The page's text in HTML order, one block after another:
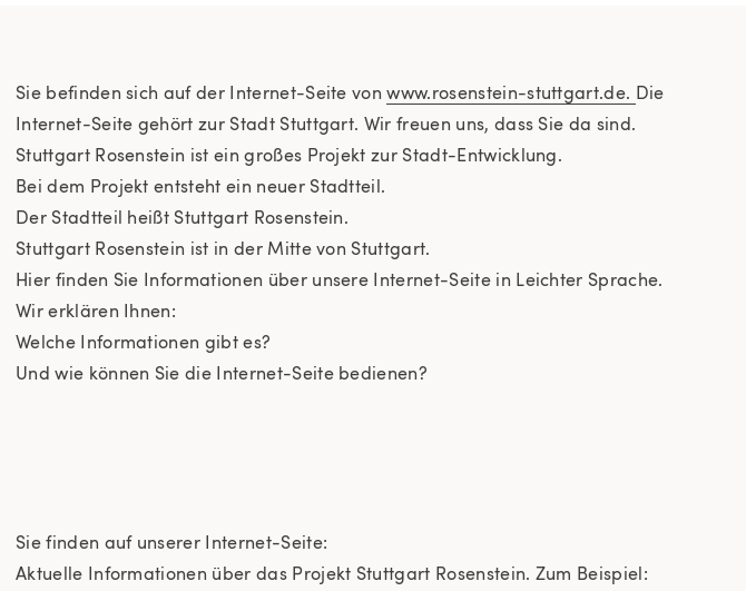
Sie befinden sich auf der Internet-Seite vonwww.rosenstein-stuttgart.de. Die
Internet-Seite gehört zur Stadt Stuttgart. Wir freuen uns, dass Sie da sind.
Stuttgart Rosenstein ist ein großes Projekt zur Stadt-Entwicklung.
Bei dem Projekt entsteht ein neuer Stadtteil.
Der Stadtteil heißt Stuttgart Rosenstein.
Stuttgart Rosenstein ist in der Mitte von Stuttgart.
Hier finden Sie Informationen über unsere Internet-Seite in Leichter Sprache.
Wir erklären Ihnen:
Welche Informationen gibt es?
Und wie können Sie die Internet-Seite bedienen?
Sie finden auf unserer Internet-Seite:
Aktuelle Informationen über das Projekt Stuttgart Rosenstein. Zum Beispiel: